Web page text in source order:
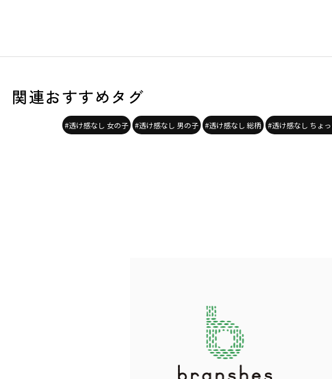
関連おすすめタグ
#透け感なし 女の子 #透け感なし 男の子 #透け感なし 総柄 #透け感なし ちょ